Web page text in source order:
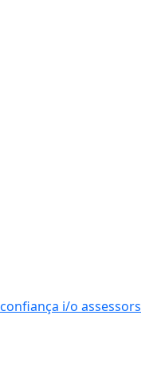
i/o assessors